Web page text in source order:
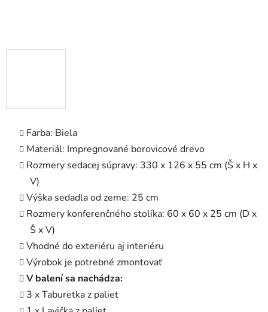
Farba: Biela
Materiál: Impregnované borovicové drevo
Rozmery sedacej súpravy: 330 x 126 x 55 cm (Š x H x
V)
Výška sedadla od zeme: 25 cm
Rozmery konferenčného stolíka: 60 x 60 x 25 cm (D x
Š x V)
Vhodné do exteriéru aj interiéru
Výrobok je potrebné zmontovať
V balení sa nachádza:
3 x Taburetka z paliet